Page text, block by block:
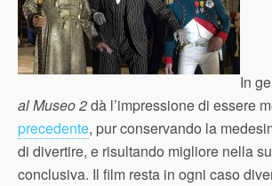
In
al Museo 2dà l’impressione di essere
precedente, pur conservando la
di divertire, e risultando migliore nella
conclusiva. Il film resta in ogni caso